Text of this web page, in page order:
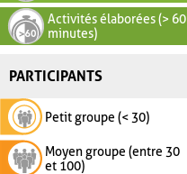
Activités élaborées (> 60
minutes)
PARTICIPANTS
Petit groupe (< 30)
Moyen groupe (entre 30
et 100)